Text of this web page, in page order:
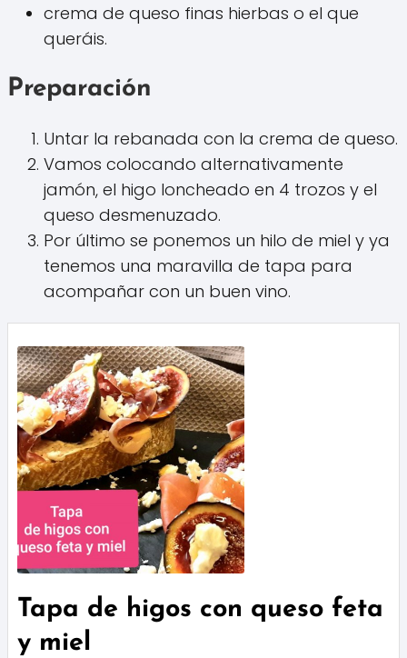
crema de queso finas hierbas o el que
queráis.
Preparación
Untar la rebanada con la crema de queso.
Vamos colocando alternativamente
jamón, el higo loncheado en 4 trozos y el
queso desmenuzado.
Por último se ponemos un hilo de miel y ya
tenemos una maravilla de tapa para
acompañar con un buen vino.
Tapa de higos con queso feta
y miel